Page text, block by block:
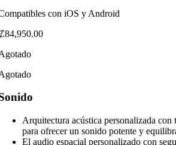
con iOS y Android
84,950.00
Arquitectura acústica personalizada con
para ofrecer un sonido potente y
El audio espacial personalizado con